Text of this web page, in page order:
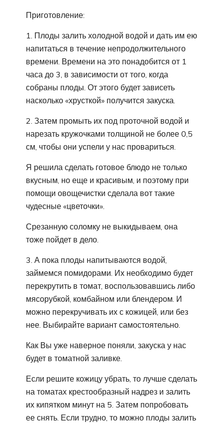
Приготовление:
1. Плоды залить холодной водой и дать им ею
напитаться в течение непродолжительного
времени. Времени на это понадобится от 1
часа до 3, в зависимости от того, когда
собраны плоды. От этого будет зависеть
насколько «хрусткой» получится закуска.
2. Затем промыть их под проточной водой и
нарезать кружочками толщиной не более 0,5
см, чтобы они успели у нас провариться.
Я решила сделать готовое блюдо не только
вкусным, но еще и красивым, и поэтому при
помощи овощечистки сделала вот такие
чудесные «цветочки».
Срезанную соломку не выкидываем, она
тоже пойдет в дело.
3. А пока плоды напитываются водой,
займемся помидорами. Их необходимо будет
перекрутить в томат, воспользовавшись либо
мясорубкой, комбайном или блендером. И
можно перекручивать их с кожицей, или без
нее. Выбирайте вариант самостоятельно.
Как Вы уже наверное поняли, закуска у нас
будет в томатной заливке.
Если решите кожицу убрать, то лучше сделать
на томатах крестообразный надрез и залить
их кипятком минут на 5. Затем попробовать
ее снять. Если трудно, то можно плоды залить